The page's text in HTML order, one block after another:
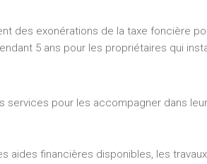
des exonérations de la taxe foncière
5 ans pour les propriétaires qui
pour les accompagner dans
aides financières disponibles, les